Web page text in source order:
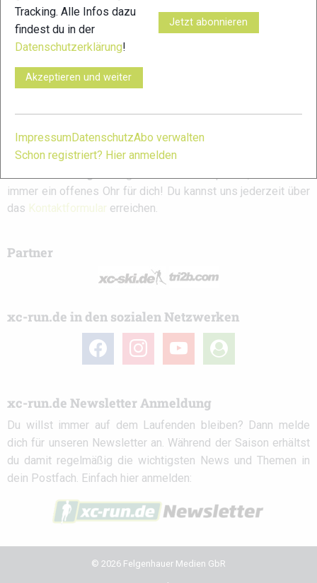
Schreibe einen Kommentar
xc-run.de ist DAS deutschsprachige Trailrunning-Portal mit
deine Lieblingssportart wissen solltest.
immer ein offenes Ohr für dich! Du kannst uns jederzeit über
das Kontaktformular erreichen.
Partner
xc-run.de in den sozialen Netzwerken
facebook instagramyoutube
user-
circle
xc-run.de Newsletter Anmeldung
Du willst immer auf dem Laufenden bleiben? Dann melde
dich für unseren Newsletter an. Während der Saison erhältst
du damit regelmäßig die wichtigsten News und Themen in
dein Postfach. Einfach hier anmelden:
© 2026 Felgenhauer Medien GbR
Tracking. Alle Infos dazu
findest du in der
Datenschutzerklärung!
Akzeptieren und weiter
Jetzt abonnieren
Impressum DatenschutzAbo verwalten
Schon registriert? Hier anmelden